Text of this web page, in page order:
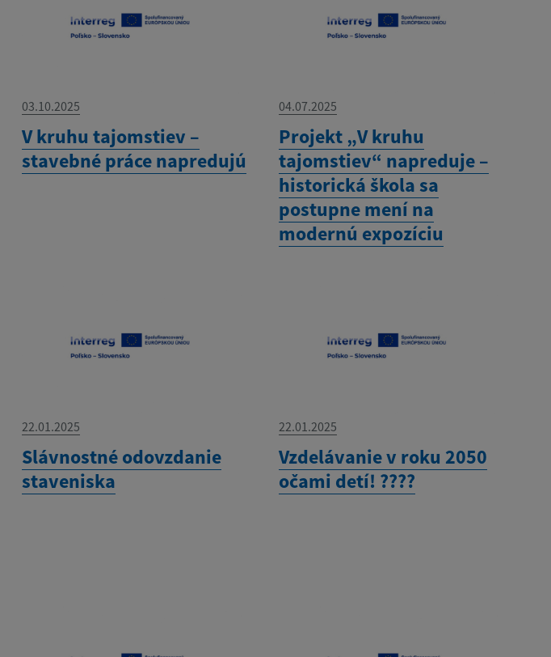
03.10.2025
V kruhu tajomstiev –
stavebné práce napredujú
04.07.2025
Projekt „V kruhu
tajomstiev“ napreduje –
historická škola sa
postupne mení na
modernú expozíciu
22.01.2025
Slávnostné odovzdanie
staveniska
22.01.2025
Vzdelávanie v roku 2050
očami detí! ????